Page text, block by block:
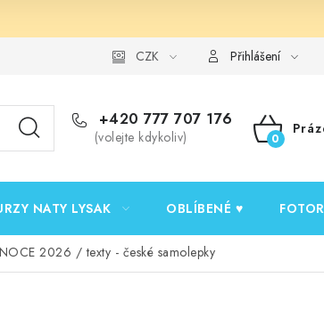
Podmínky ochrany osobních údajů
CZK Přihlášení
+420 777 707 176
(volejte kdykoliv)
NATY LYSAK OBLÍBENÉ ♥️
2026 / texty - české samolepky